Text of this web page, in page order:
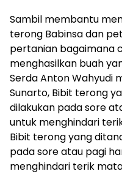
Sambil membantu
terong Babinsa dan
pertanian bagaimana
menghasilkan buah
Serda Anton Wahyudi
Sunarto, Bibit terong
dilakukan pada sore
untuk menghindari
Bibit terong yang
pada sore atau pagi
menghindari terik